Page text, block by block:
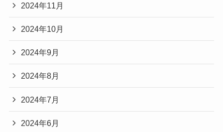
2024年11月
2024年10月
2024年9月
2024年8月
2024年7月
2024年6月